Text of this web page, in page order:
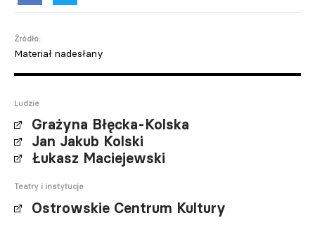
Źródło:
Materiał nadesłany
Ludzie
Grażyna Błęcka-Kolska
Jan Jakub Kolski
Łukasz Maciejewski
Teatry i instytucje
Ostrowskie Centrum Kultury